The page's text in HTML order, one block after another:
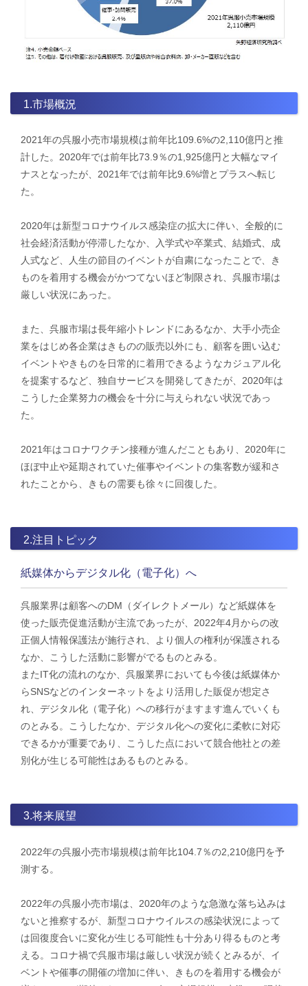
1.市場概況
2021年の呉服小売市場規模は前年比109.6%の2,110億円と推
計した。2020年では前年比73.9％の1,925億円と大幅なマイ
ナスとなったが、2021年では前年比9.6%増とプラスへ転じ
た。
2020年は新型コロナウイルス感染症の拡大に伴い、全般的に
社会経済活動が停滞したなか、入学式や卒業式、結婚式、成
人式など、人生の節目のイベントが自粛になったことで、き
ものを着用する機会がかつてないほど制限され、呉服市場は
厳しい状況にあった。
また、呉服市場は長年縮小トレンドにあるなか、大手小売企
業をはじめ各企業はきものの販売以外にも、顧客を囲い込む
イベントやきものを日常的に着用できるようなカジュアル化
を提案するなど、独自サービスを開発してきたが、2020年は
こうした企業努力の機会を十分に与えられない状況であっ
た。
2021年はコロナワクチン接種が進んだこともあり、2020年に
ほぼ中止や延期されていた催事やイベントの集客数が緩和さ
れたことから、きもの需要も徐々に回復した。
2.注目トピック
紙媒体からデジタル化（電子化）へ
呉服業界は顧客へのDM（ダイレクトメール）など紙媒体を
使った販売促進活動が主流であったが、2022年4月からの改
正個人情報保護法が施行され、より個人の権利が保護される
なか、こうした活動に影響がでるものとみる。
またIT化の流れのなか、呉服業界においても今後は紙媒体か
らSNSなどのインターネットをより活用した販促が想定さ
れ、デジタル化（電子化）への移行がますます進んでいくも
のとみる。こうしたなか、デジタル化への変化に柔軟に対応
できるかが重要であり、こうした点において競合他社との差
別化が生じる可能性はあるものとみる。
3.将来展望
2022年の呉服小売市場規模は前年比104.7％の2,210億円を予
測する。
2022年の呉服小売市場は、2020年のような急激な落ち込みは
ないと推察するが、新型コロナウイルスの感染状況によって
は回復度合いに変化が生じる可能性も十分あり得るものと考
える。​コロナ禍で呉服市場は厳しい状況が続くとみるが、イ
ベントや催事の開催の増加に伴い、きものを着用する機会が